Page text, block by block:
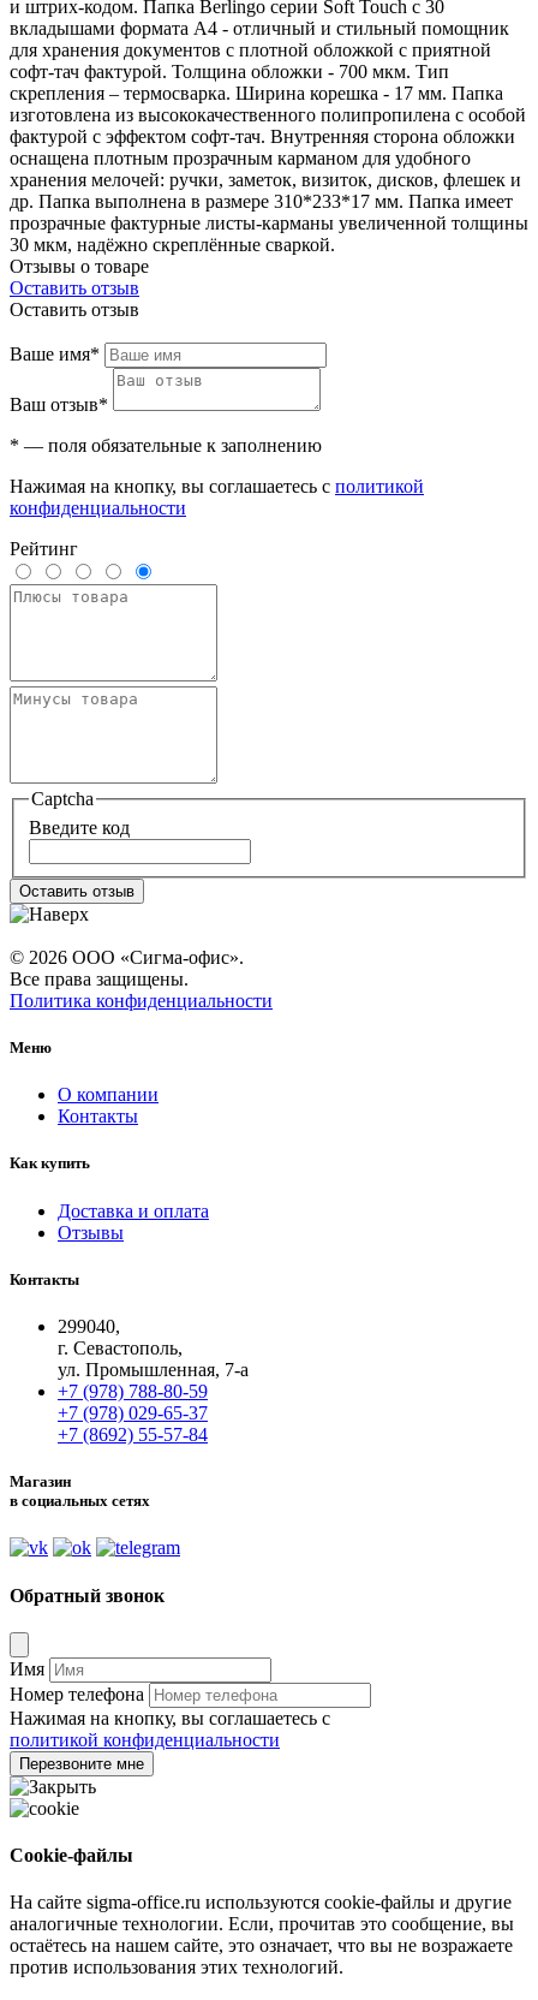
и штрих-кодом. Папка Berlingo серии Soft Touch с 30
вкладышами формата А4 - отличный и стильный помощник
для хранения документов с плотной обложкой с приятной
софт-тач фактурой. Толщина обложки - 700 мкм. Тип
скрепления – термосварка. Ширина корешка - 17 мм. Папка
изготовлена из высококачественного полипропилена с особой
фактурой с эффектом софт-тач. Внутренняя сторона обложки
оснащена плотным прозрачным карманом для удобного
хранения мелочей: ручки, заметок, визиток, дисков, флешек и
др. Папка выполнена в размере 310*233*17 мм. Папка имеет
прозрачные фактурные листы-карманы увеличенной толщины
30 мкм, надёжно скреплённые сваркой.
Отзывы о товаре
Оставить отзыв
Оставить отзыв
Ваше имя*
Ваш отзыв*
* — поля обязательные к заполнению
Нажимая на кнопку, вы соглашаетесь с политикой
конфиденциальности
Рейтинг
Captcha
Введите код
Оставить отзыв
© 2026 ООО «Сигма-офис».
Все права защищены.
Политика конфиденциальности
Меню
О компании
Контакты
Как купить
Доставка и оплата
Отзывы
Контакты
299040,
г. Севастополь,
ул. Промышленная, 7-а
+7 (978) 788-80-59
+7 (978) 029-65-37
+7 (8692) 55-57-84
Магазин
в социальных сетях
Обратный звонок
Имя
Номер телефона
Нажимая на кнопку, вы соглашаетесь с
политикой конфиденциальности
Перезвоните мне
Cookie-файлы
На сайте sigma-office.ru используются cookie-файлы и другие
аналогичные технологии. Если, прочитав это сообщение, вы
остаётесь на нашем сайте, это означает, что вы не возражаете
против использования этих технологий.